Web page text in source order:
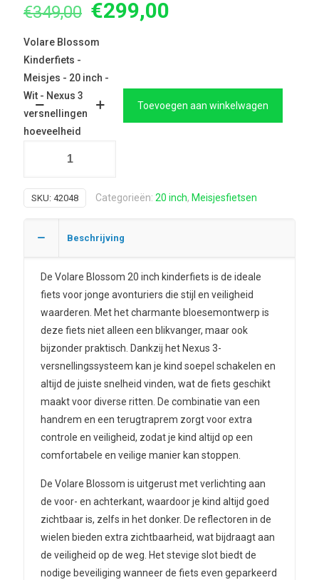
€349,00 Oorspronkelijke
was:
€349,00.
€299,00
Volare Blossom
Kinderfiets -
Meisjes - 20 inch -
Wit - Nexus 3
versnellingen
hoeveelheid
Toevoegen aan winkelwagen
SKU: 42048 Categorieën: 20 inch, Meisjesfietsen
Beschrijving
De Volare Blossom 20 inch kinderfiets is de ideale
fiets voor jonge avonturiers die stijl en veiligheid
waarderen. Met het charmante bloesemontwerp is
deze fiets niet alleen een blikvanger, maar ook
bijzonder praktisch. Dankzij het Nexus 3-
versnellingssysteem kan je kind soepel schakelen en
altijd de juiste snelheid vinden, wat de fiets geschikt
maakt voor diverse ritten. De combinatie van een
handrem en een terugtraprem zorgt voor extra
controle en veiligheid, zodat je kind altijd op een
comfortabele en veilige manier kan stoppen.
De Volare Blossom is uitgerust met verlichting aan
de voor- en achterkant, waardoor je kind altijd goed
zichtbaar is, zelfs in het donker. De reflectoren in de
wielen bieden extra zichtbaarheid, wat bijdraagt aan
de veiligheid op de weg. Het stevige slot biedt de
nodige beveiliging wanneer de fiets even geparkeerd